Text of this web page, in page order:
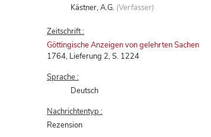
Kästner, A.G. (Verfasser)
Zeitschrift :
Göttingische Anzeigen von gelehrten Sachen
1764, Lieferung 2, S. 1224
Sprache :
Deutsch
Nachrichtentyp :
Rezension